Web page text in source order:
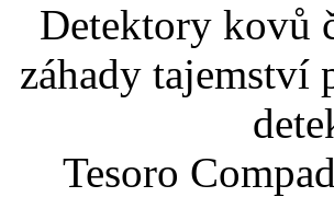
Detektory kovů
záhady tajemství
Tesoro